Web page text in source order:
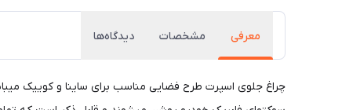
معرفی مشخصات دیدگاه‌ها
چراغ جلوی اسپرت طرح فضایی مناسب برای ساینا و کوییک